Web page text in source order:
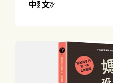
中文